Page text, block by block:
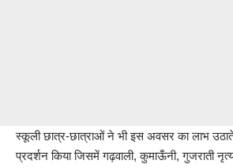
स्कूली छात्र-छात्राओं ने भी इस अवसर का लाभ उठाते
प्रदर्शन किया जिसमें गढ़वाली, कुमाऊँनी, गुजराती